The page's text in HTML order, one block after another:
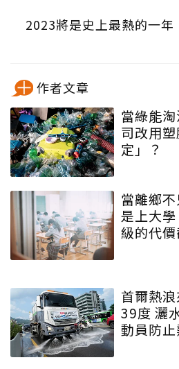
2023將是史上最熱的一
作者文章
當綠能
司改用
定」？
當離鄉
是上大
級的代價
首爾熱
39度 灑
動員防